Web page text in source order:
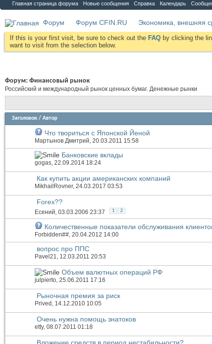
Главная страница форума Новые сообщения Справка Календарь
Форум Форум CFIN.RU Экономика, внешняя
If this is your first visit, be sure to check out the FAQ by clicking the
want to visit from the selection below.
Форум: Финансовый рынок
Российский и международный рынок ценных бумаг. Денежные рынки
Заголовок / Автор
Что твориться с Японской Йеной
Мартынов Дмитрий, 20.03.2011 15:58
Банковские вклады
gogas, 22.09.2014 18:24
Как купить акции американских компаний
MikhailRovner, 24.03.2017 03:53
Forex??
Есений, 03.03.2006 23:37 1 2
Количественные показатели обслуживания
Forbidden##, 20.04.2012 14:00
вопрос про ППС
Pavel21, 12.03.2011 20:53
Объем валютных операций РФ
julpierto, 25.06.2011 17:16
Рыночная премия за риск
Prived , 14.12.2010 10:05
Очень нужна помощь знатоков
etty, 08.07.2011 01:18